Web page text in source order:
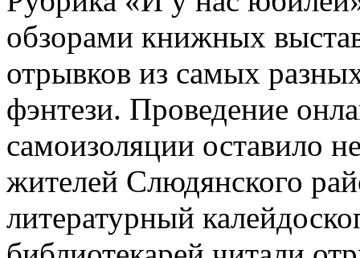
обзорами книжных
отрывков из самых
фэнтези. Проведение
самоизоляции оставило
жителей Слюдянского
литературный